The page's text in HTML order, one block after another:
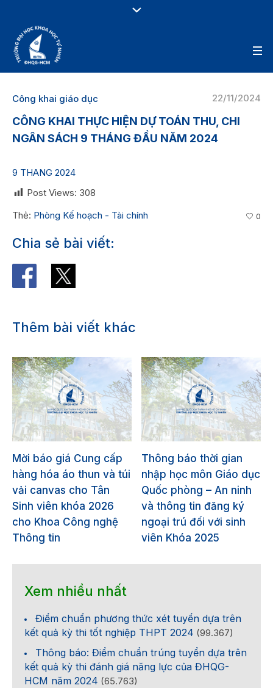
22/11/2024
Công khai giáo dục
CÔNG KHAI THỰC HIỆN DỰ TOÁN THU, CHI
NGÂN SÁCH 9 THÁNG ĐẦU NĂM 2024
9 THANG 2024
Post Views: 308
Thẻ: Phòng Kế hoạch - Tài chính 0
Chia sẻ bài viết:
Thêm bài viết khác
Mời báo giá Cung cấp
hàng hóa áo thun và túi
vải canvas cho Tân
Sinh viên khóa 2026
cho Khoa Công nghệ
Thông tin
Thông báo thời gian
nhập học môn Giáo dục
Quốc phòng – An ninh
và thông tin đăng ký
ngoại trú đối với sinh
viên Khóa 2025
Xem nhiều nhất
Điểm chuẩn phương thức xét tuyển dựa trên
kết quả kỳ thi tốt nghiệp THPT 2024 (99.367)
Thông báo: Điểm chuẩn trúng tuyển dựa trên
kết quả kỳ thi đánh giá năng lực của ĐHQG-
HCM năm 2024 (65.763)